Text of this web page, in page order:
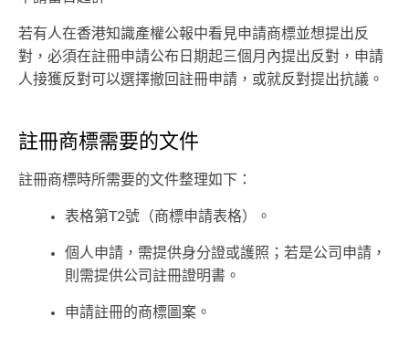
若有人在香港知識產權公報中看見申請商標並想提出反
對，必須在註冊申請公布日期起三個月內提出反對，申請
人接獲反對可以選擇撤回註冊申請，或就反對提出抗議。
註冊商標需要的文件
註冊商標時所需要的文件整理如下：
表格第T2號（商標申請表格）。
個人申請，需提供身分證或護照；若是公司申請，
則需提供公司註冊證明書。
申請註冊的商標圖案。